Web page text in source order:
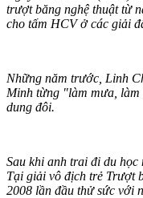
trượt băng nghệ thuật từ
cho tấm HCV ở các giải
Những năm trước, Linh
Minh từng "làm mưa,
dung đôi.
Sau khi anh trai đi du
Tại giải vô địch trẻ Trượt
2008 lần đầu thử sức với